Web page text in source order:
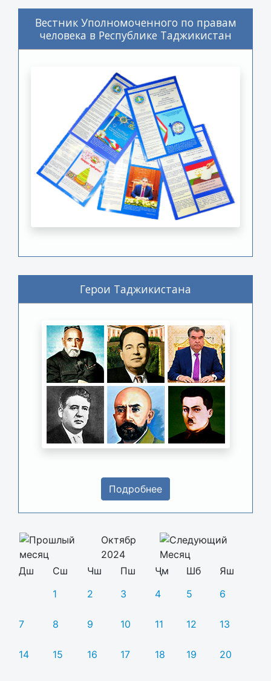
Вестник Уполномоченного по правам
человека в Республике Таджикистан
Герои Таджикистана
Подробнее
Октябр
2024
Дш
Сш Чш Пш Ҷм Шб
Яш
1
2 3 4 5 6
7 8 9 10 11 12 13
14 15 16 17 18 19 20